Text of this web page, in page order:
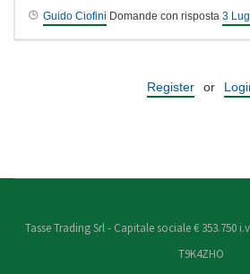
Guido Ciofini Domande con risposta 3
Register or
Tasse Trading Srl - Capitale sociale € 353.750
T9K4ZHO